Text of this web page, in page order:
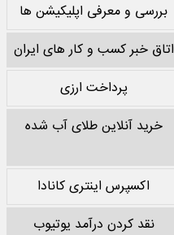
بررسی و معرفی اپلیکیشن ها
اتاق خبر کسب و کار های ایران
پرداخت ارزی
خرید آنلاین طلای آب شده
اکسپرس اینتری کانادا
نقد کردن درآمد یوتیوب